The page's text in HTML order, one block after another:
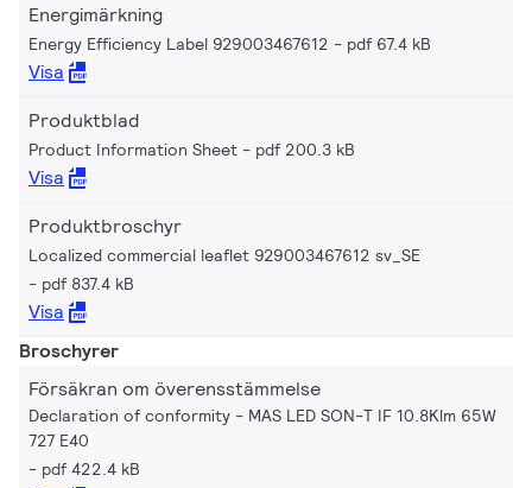
Energimärkning
Energy Efficiency Label 929003467612 pdf 67.4 kB
Visa
Produktblad
Product Information Sheet pdf 200.3 kB
Visa
Produktbroschyr
Localized commercial leaflet 929003467612 sv_SE
pdf 837.4 kB
Visa
Broschyrer
Försäkran om överensstämmelse
Declaration of conformity - MAS LED SON-T IF 10.8Klm 65W
727 E40
pdf 422.4 kB